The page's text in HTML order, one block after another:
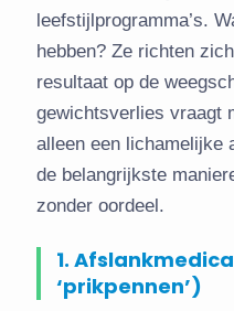
leefstijlprogramma’s.
hebben? Ze richten
resultaat op de
gewichtsverlies vraagt
alleen een lichamelijke
de belangrijkste
zonder oordeel.
1.
‘prikpennen’)